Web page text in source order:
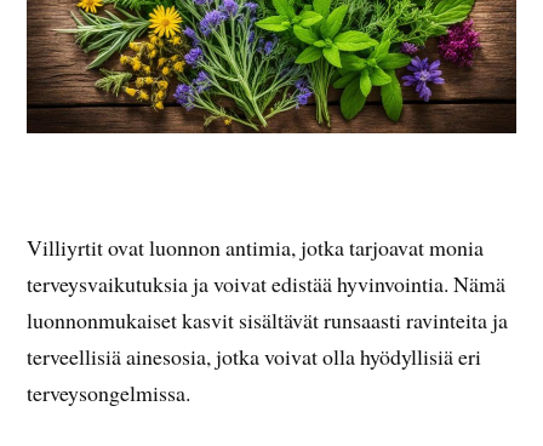
Villiyrtit ovat luonnon antimia, jotka tarjoavat monia
terveysvaikutuksia ja voivat edistää hyvinvointia. Nämä
luonnonmukaiset kasvit sisältävät runsaasti ravinteita ja
terveellisiä ainesosia, jotka voivat olla hyödyllisiä eri
terveysongelmissa.